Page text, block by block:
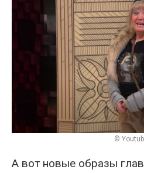
©
А вот новые образы